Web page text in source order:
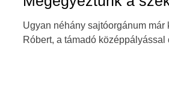
Ugyan néhány sajtóorgánum
Róbert, a támadó